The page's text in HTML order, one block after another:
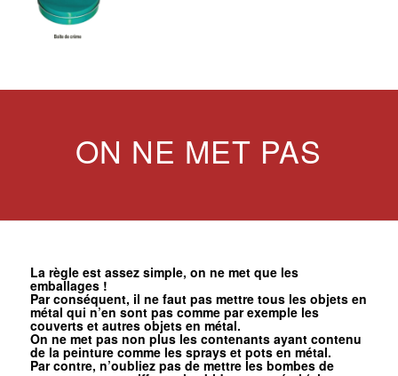
ON NE MET PAS
La règle est assez simple, on ne met que les
emballages !
Par conséquent, il ne faut pas mettre tous les objets en
métal qui n’en sont pas comme par exemple les
couverts et autres objets en métal.
On ne met pas non plus les contenants ayant contenu
de la peinture comme les sprays et pots en métal.
Par contre, n’oubliez pas de mettre les bombes de